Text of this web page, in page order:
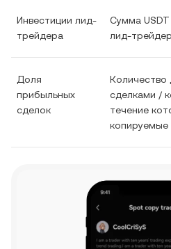
Инвестиции лид-
трейдера
Сумма
лид-
Доля
прибыльных
сделок
Количество
сделками /
течение
копируемые